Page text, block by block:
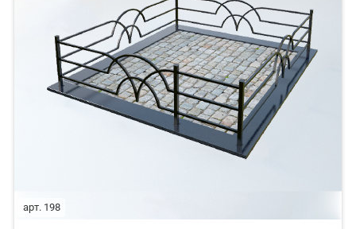
арт. 198